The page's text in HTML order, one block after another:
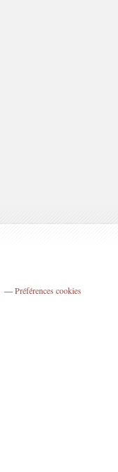
Préférences cookies